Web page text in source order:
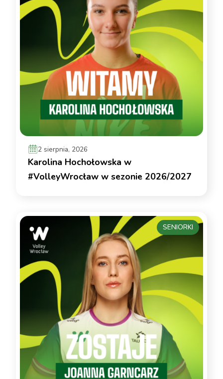
2 sierpnia, 2026
Karolina Hochołowska w
#VolleyWrocław w sezonie 2026/2027
SENIORKI